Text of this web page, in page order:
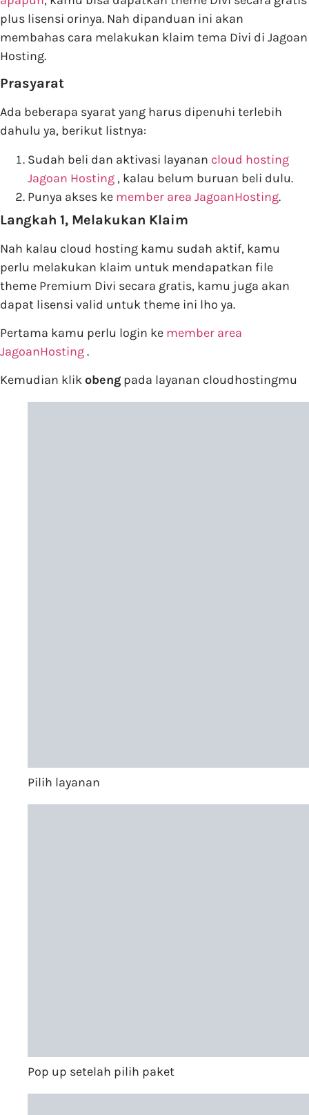
plus lisensi orinya. Nah dipanduan ini akan
membahas cara melakukan klaim tema Divi di Jagoan
Hosting.
Prasyarat
Ada beberapa syarat yang harus dipenuhi terlebih
dahulu ya, berikut listnya:
Sudah beli dan aktivasi layanan cloud hosting
Jagoan Hosting , kalau belum buruan beli dulu.
Punya akses ke member area JagoanHosting.
Langkah 1, Melakukan Klaim
Nah kalau cloud hosting kamu sudah aktif, kamu
perlu melakukan klaim untuk mendapatkan file
theme Premium Divi secara gratis, kamu juga akan
dapat lisensi valid untuk theme ini lho ya.
Pertama kamu perlu login ke member area
JagoanHosting.
Kemudian klikobeng pada layanan cloudhostingmu
Pilih layanan
Pop up setelah pilih paket